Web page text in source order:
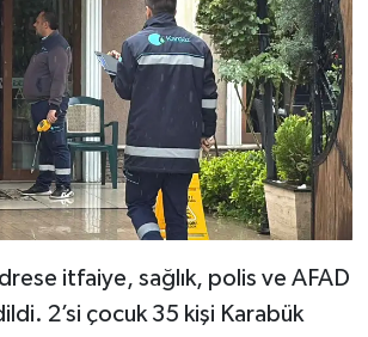
itfaiye, sağlık, polis ve AFAD
2’si çocuk 35 kişi Karabük